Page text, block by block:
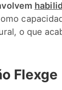
o que
Flexge